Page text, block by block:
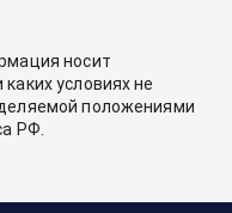
носит
условиях не
положениями
РФ.